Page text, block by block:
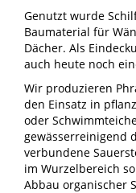
Genutzt wurde
Baumaterial für
Dächer. Als
auch heute noch
Wir produzieren
den Einsatz in
oder
gewässerreinigend
verbundene
im Wurzelbereich
Abbau organischer